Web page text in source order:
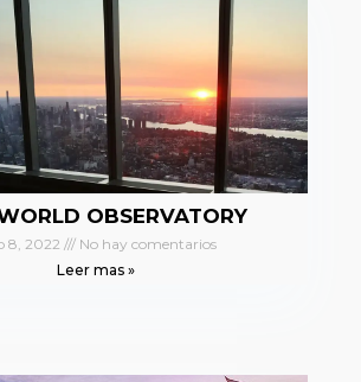
OBSERVATORY
8, 2022
No hay comentarios
Leer mas »